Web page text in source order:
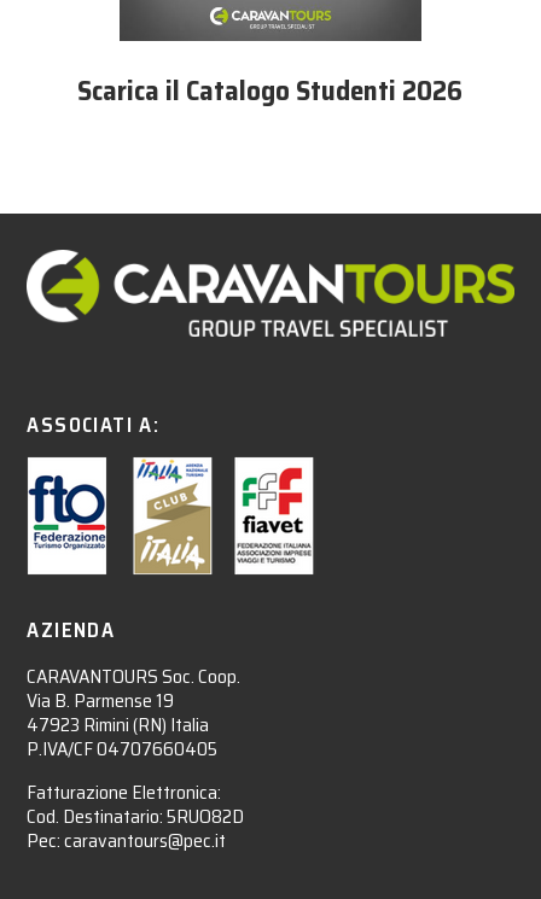
Scarica il Catalogo Studenti 2026
ASSOCIATI A:
AZIENDA
CARAVANTOURS Soc. Coop.
Via B. Parmense 19
47923 Rimini (RN) Italia
P.IVA/CF 04707660405
Fatturazione Elettronica:
Cod. Destinatario: 5RUO82D
Pec: caravantours@pec.it